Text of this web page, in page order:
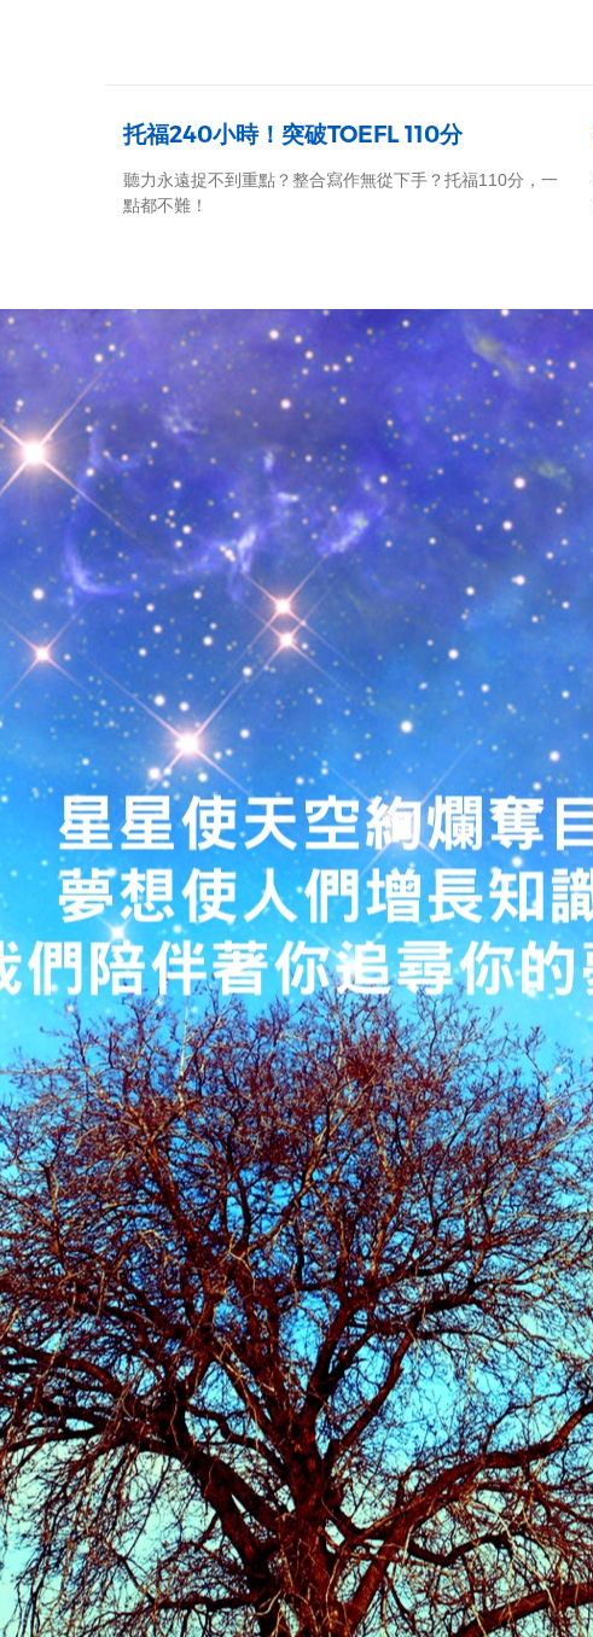
托福240小時！突破TOEFL 110分
聽力永遠捉不到重點？整合寫作無從下手？托福110分，一
點都不難！